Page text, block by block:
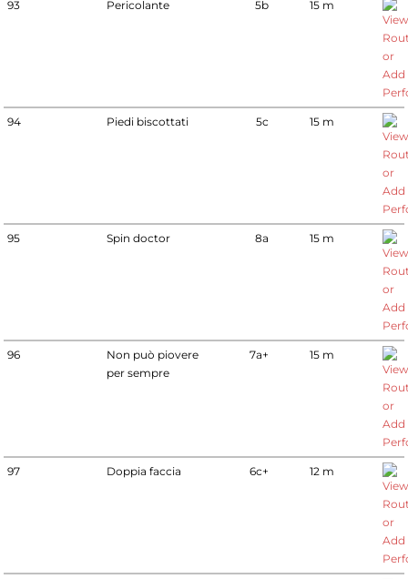
93 Pericolante 5b 15 m
94 Piedi biscottati 5c 15 m
95 Spin doctor 8a 15 m
96
Non può piovere
per sempre
7a+ 15 m
97 Doppia faccia 6c+ 12 m